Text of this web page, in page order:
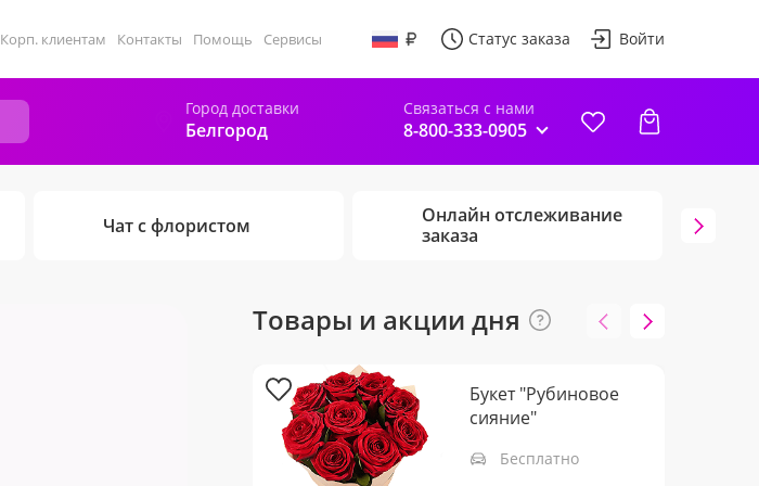
Корп. клиентам Контакты Помощь Сервисы Статус заказа Войти
Город доставки
Белгород
Связаться с нами
8-800-333-0905
Чат с флористом
Онлайн отслеживание
заказа
Товары и акции дня
Букет "Рубиновое
сияние"
Бесплатно